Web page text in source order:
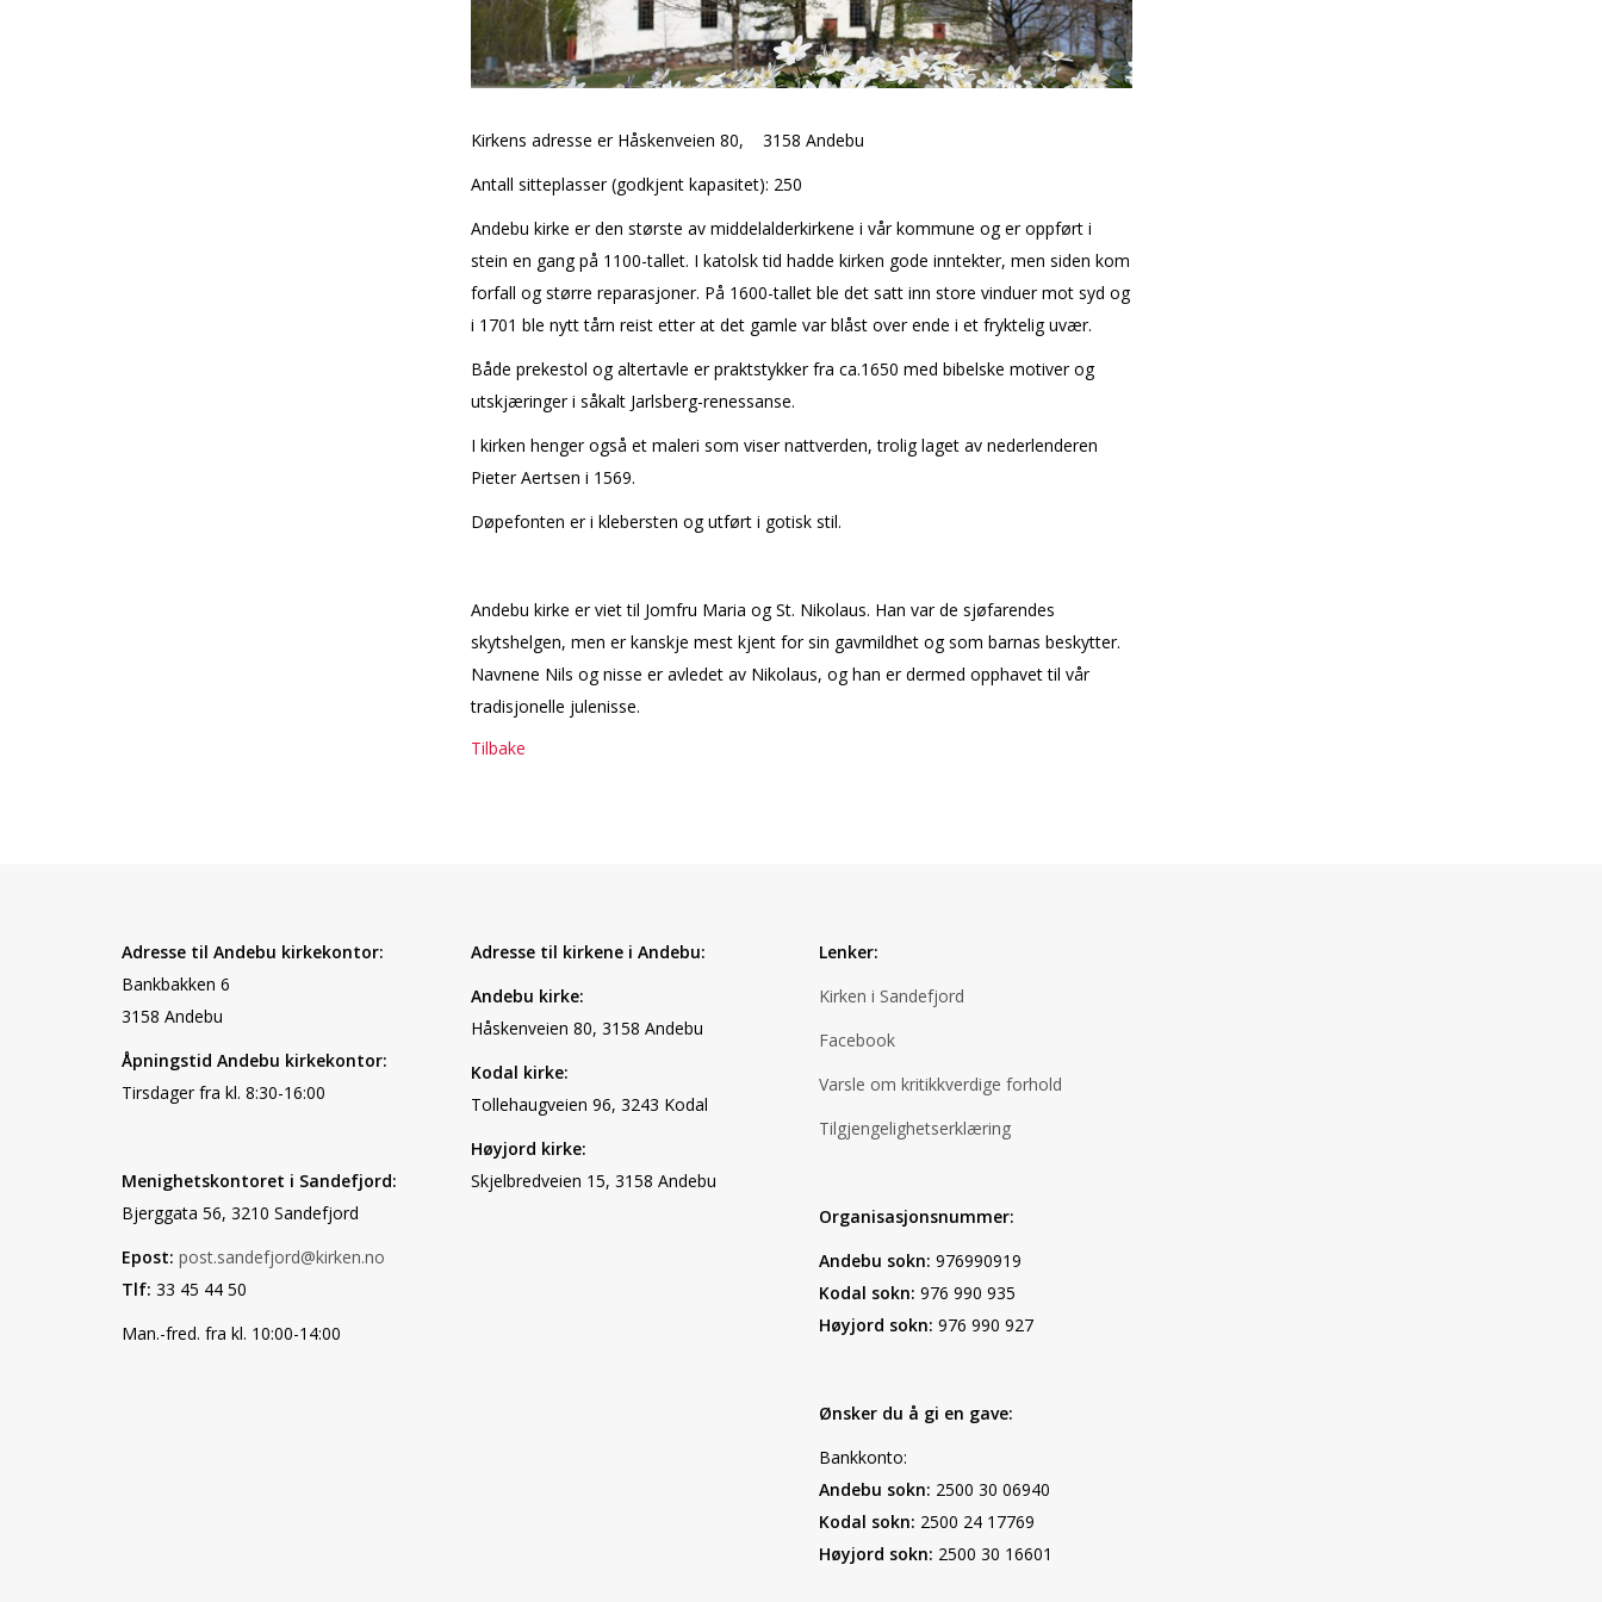
Kirkens adresse er Håskenveien 80, 3158 Andebu
Antall sitteplasser (godkjent kapasitet): 250
Andebu kirke er den største av middelalderkirkene i vår kommune og er oppført i
stein en gang på 1100-tallet. I katolsk tid hadde kirken gode inntekter, men siden kom
forfall og større reparasjoner. På 1600-tallet ble det satt inn store vinduer mot syd og
i 1701 ble nytt tårn reist etter at det gamle var blåst over ende i et fryktelig uvær.
Både prekestol og altertavle er praktstykker fra ca.1650 med bibelske motiver og
utskjæringer i såkalt Jarlsberg-renessanse.
I kirken henger også et maleri som viser nattverden, trolig laget av nederlenderen
Pieter Aertsen i 1569.
Døpefonten er i klebersten og utført i gotisk stil.
Andebu kirke er viet til Jomfru Maria og St. Nikolaus. Han var de sjøfarendes
skytshelgen, men er kanskje mest kjent for sin gavmildhet og som barnas beskytter.
Navnene Nils og nisse er avledet av Nikolaus, og han er dermed opphavet til vår
tradisjonelle julenisse.
Tilbake
Adresse til Andebu kirkekontor:
Bankbakken 6
3158 Andebu
Åpningstid Andebu kirkekontor:
Tirsdager fra kl. 8:30-16:00
Menighetskontoret i Sandefjord:
Bjerggata 56, 3210 Sandefjord
Epost: post.sandefjord@kirken.no
Tlf: 33 45 44 50
Man.-fred. fra kl. 10:00-14:00
Adresse til kirkene i Andebu:
Andebu kirke:
Håskenveien 80, 3158 Andebu
Kodal kirke:
Tollehaugveien 96, 3243 Kodal
Høyjord kirke:
Skjelbredveien 15, 3158 Andebu
Lenker:
Kirken i Sandefjord
Facebook
Varsle om kritikkverdige forhold
Tilgjengelighetserklæring
Organisasjonsnummer:
Andebu sokn: 976990919
Kodal sokn: 976 990 935
Høyjord sokn: 976 990 927
Ønsker du å gi en gave:
Bankkonto:
Andebu sokn: 2500 30 06940
Kodal sokn: 2500 24 17769
Høyjord sokn: 2500 30 16601